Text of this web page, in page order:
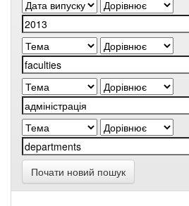
Почати новий пошук